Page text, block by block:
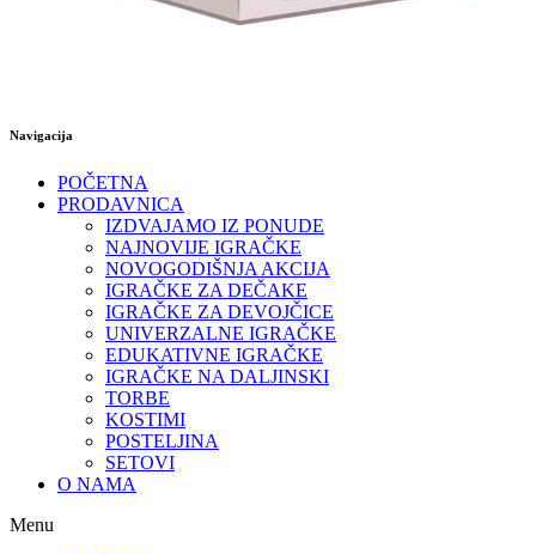
Navigacija
POČETNA
PRODAVNICA
IZDVAJAMO IZ PONUDE
NAJNOVIJE IGRAČKE
NOVOGODIŠNJA AKCIJA
IGRAČKE ZA DEČAKE
IGRAČKE ZA DEVOJČICE
UNIVERZALNE IGRAČKE
EDUKATIVNE IGRAČKE
IGRAČKE NA DALJINSKI
TORBE
KOSTIMI
POSTELJINA
SETOVI
O NAMA
Menu